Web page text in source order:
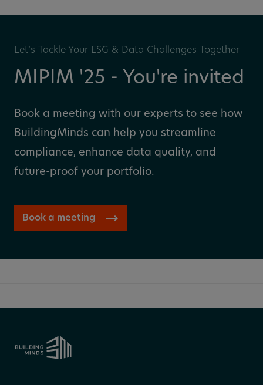
Let’s Tackle Your ESG & Data Challenges Together
MIPIM '25 - You're invited
Book a meeting with our experts to see how
BuildingMinds can help you streamline
compliance, enhance data quality, and
future-proof your portfolio.
Book a meeting